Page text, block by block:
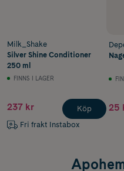
Milk_Shake
Silver Shine Conditioner
250 ml
FINNS I LAGER
237 kr
Fri frakt Instabox
Köp 25